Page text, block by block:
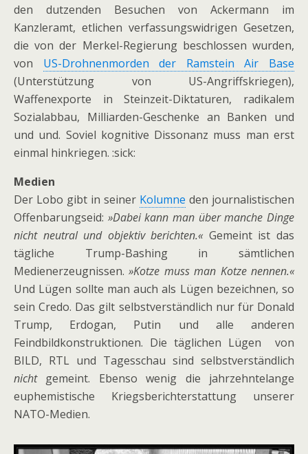
den dutzenden Besuchen von Ackermann im
Kanzleramt, etlichen verfassungswidrigen Gesetzen,
die von der Merkel-Regierung beschlossen wurden,
von US-Drohnenmorden der Ramstein Air Base
(Unterstützung von US-Angriffskriegen),
Waffenexporte in Steinzeit-Diktaturen, radikalem
Sozialabbau, Milliarden-Geschenke an Banken und
und und. Soviel kognitive Dissonanz muss man erst
einmal hinkriegen. :sick:
Medien
Der Lobo gibt in seiner Kolumne den journalistischen
Offenbarungseid: »Dabei kann man über manche Dinge
nicht neutral und objektiv berichten.« Gemeint ist das
tägliche Trump-Bashing in sämtlichen
Medienerzeugnissen.»Kotze muss man Kotze nennen.«
Und Lügen sollte man auch als Lügen bezeichnen, so
sein Credo. Das gilt selbstverständlich nur für Donald
Trump, Erdogan, Putin und alle anderen
Feindbildkonstruktionen. Die täglichen Lügen von
BILD, RTL und Tagesschau sind selbstverständlich
nichtgemeint. Ebenso wenig die jahrzehntelange
euphemistische Kriegsberichterstattung unserer
NATO-Medien.